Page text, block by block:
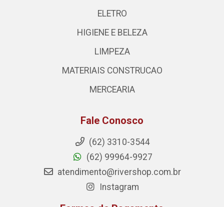
ELETRO
HIGIENE E BELEZA
LIMPEZA
MATERIAIS CONSTRUCAO
MERCEARIA
Fale Conosco
(62) 3310-3544
(62) 99964-9927
atendimento@rivershop.com.br
Instagram